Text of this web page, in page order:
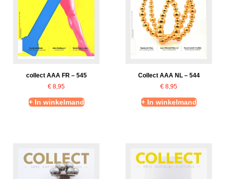
collect AAA FR – 545
€ 8,95
+ In winkelmand
Collect AAA NL – 544
€ 8,95
+ In winkelmand